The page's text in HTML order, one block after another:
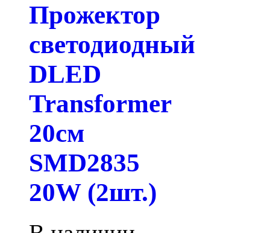
Прожектор
светодиодный
DLED
Transformer
20см
SMD2835
20W (2шт.)